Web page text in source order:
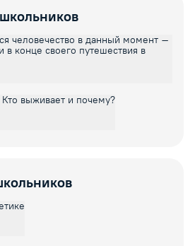
человечество в данный момент –
в конце своего путешествия в
Кто выживает и почему?